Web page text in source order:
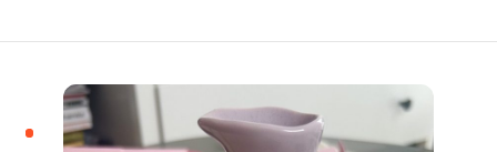
インテリア 食器、キッチン